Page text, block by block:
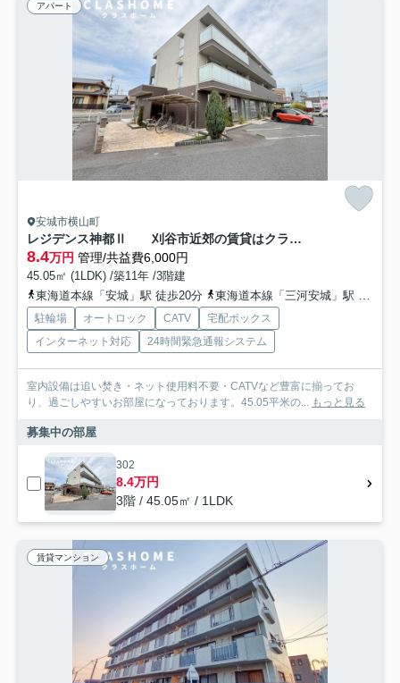
アパート
安城市横山町
レジデンス神都Ⅱ 刈谷市近郊の賃貸はクラスホーム
8.4万円 管理/共益費6,000円
45.05㎡ (1LDK) /築11年 /3階建
東海道本線「安城」駅 徒歩20分
東海道本線「三河安城」駅 徒歩26分
駐輪場 オートロック CATV
宅配ボックス
インターネット対応
24時間緊急通報システム
室内設備は追い焚き・ネット使用料不要・CATVなど豊富に揃ってお
り、過ごしやすいお部屋になっております。45.05平米の... もっと見る
募集中の部屋
302
8.4万円
3階 / 45.05㎡ / 1LDK
賃貸マンション